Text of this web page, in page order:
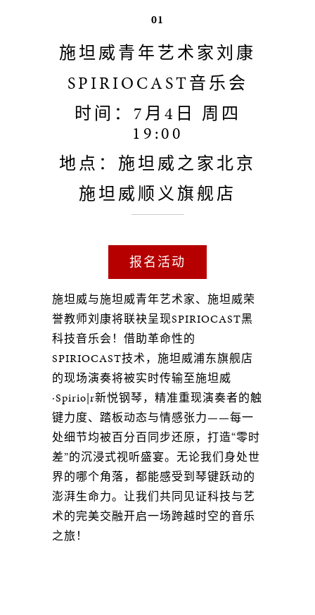
01
施坦威青年艺术家刘康
SPIRIOCAST音乐会
时间：7月4日 周四
19:00
地点：施坦威之家北京
施坦威顺义旗舰店
报名活动
施坦威与施坦威青年艺术家、施坦威荣
誉教师刘康将联袂呈现SPIRIOCAST黑
科技音乐会！借助革命性的
SPIRIOCAST技术，施坦威浦东旗舰店
的现场演奏将被实时传输至施坦威
·Spirio|r新悦钢琴，精准重现演奏者的触
键力度、踏板动态与情感张力——每一
处细节均被百分百同步还原，打造“零时
差”的沉浸式视听盛宴。无论我们身处世
界的哪个角落，都能感受到琴键跃动的
澎湃生命力。让我们共同见证科技与艺
术的完美交融开启一场跨越时空的音乐
之旅！